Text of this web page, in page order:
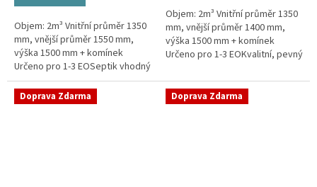
Objem: 2m³ Vnitřní průměr 1350
mm, vnější průměr 1550 mm,
výška 1500 mm + komínek
Určeno pro 1-3 EOSeptik vhodný
pod parkovací stání,
komunikace a do jílovité
zeminyPrůměr...
hvězdiček.
Objem: 2m³ Vnitřní průměr 1350
mm, vnější průměr 1400 mm,
výška 1500 mm + komínek
Určeno pro 1-3 EOKvalitní, pevný
obetonováníPrůměr a pozici
přítoku a odtoku...
Doprava Zdarma Doprava Zdarma